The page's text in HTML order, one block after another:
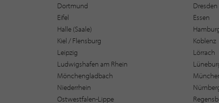
Dortmund
Dresden
Eifel
Essen
Halle (Saale)
Kiel / Flensburg
Koblenz
Leipzig
Lörrach
Ludwigshafen am Rhein
Mönchengladbach
Niederrhein
Ostwestfalen-Lippe